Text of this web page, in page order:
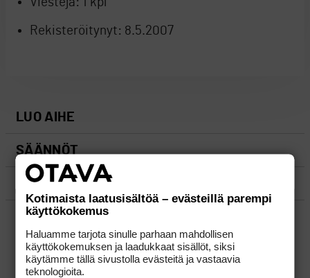
Rekisteröitynyt: 8.5.2007
LUO AIHE
SÄÄNNÖT
OHJEET
UUSIMMAT VIESTIKETJUT
YLEISTÄ
Kotimaista laatusisältöä – evästeillä parempi
käyttökokemus
Haluamme tarjota sinulle parhaan mahdollisen
käyttökokemuksen ja laadukkaat sisällöt, siksi
käytämme tällä sivustolla evästeitä ja vastaavia
teknologioita.